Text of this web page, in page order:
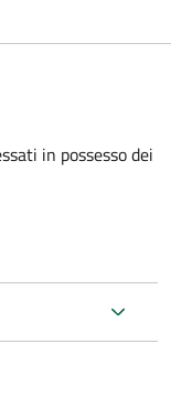
in possesso dei